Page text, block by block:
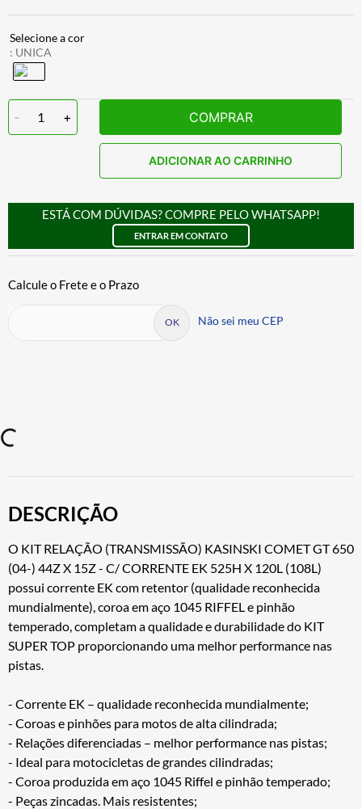
: UNICA
- 1 + COMPRAR
ADICIONAR AO CARRINHO
ESTÁ COM DÚVIDAS? COMPRE PELO WHATSAPP!
ENTRAR EM CONTATO
Não sei meu CEP
DESCRIÇÃO
O KIT RELAÇÃO (TRANSMISSÃO) KASINSKI COMET GT 650
(04-) 44Z X 15Z - C/ CORRENTE EK 525H X 120L (108L)
possui corrente EK com retentor (qualidade reconhecida
mundialmente), coroa em aço 1045 RIFFEL e pinhão
temperado, completam a qualidade e durabilidade do KIT
SUPER TOP proporcionando uma melhor performance nas
pistas.
- Corrente EK – qualidade reconhecida mundialmente;
- Coroas e pinhões para motos de alta cilindrada;
- Relações diferenciadas – melhor performance nas pistas;
- Ideal para motocicletas de grandes cilindradas;
- Coroa produzida em aço 1045 Riffel e pinhão temperado;
- Peças zincadas. Mais resistentes;